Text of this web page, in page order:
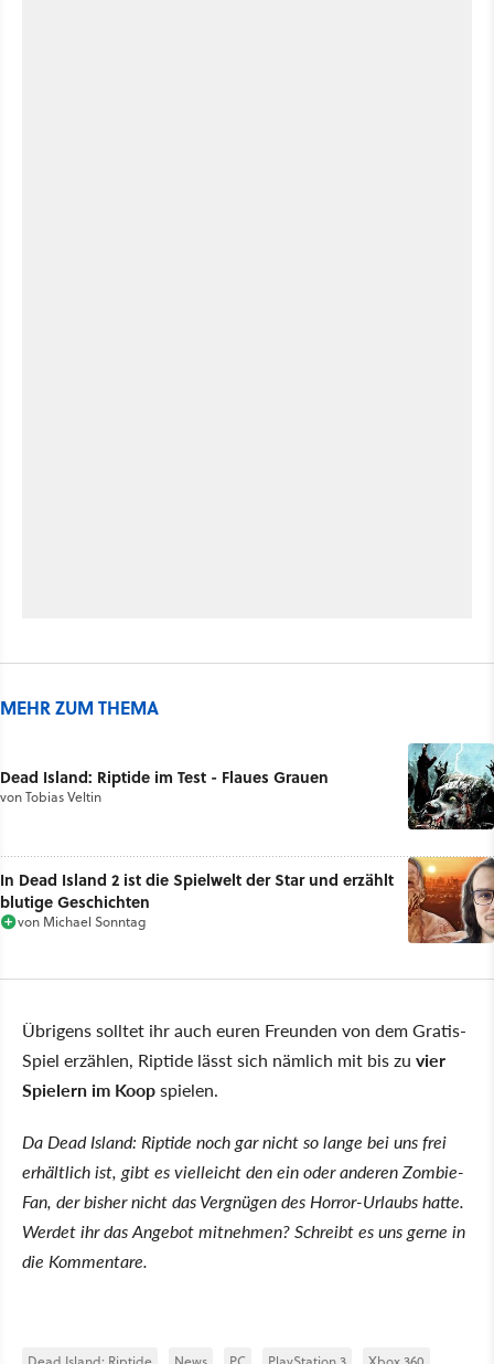
MEHR ZUM THEMA
Dead Island: Riptide im Test - Flaues Grauen
vonTobias Veltin
In Dead Island 2 ist die Spielwelt der Star und erzählt
blutige Geschichten
von Michael Sonntag
Übrigens solltet ihr auch euren Freunden von dem Gratis-
Spiel erzählen, Riptide lässt sich nämlich mit bis zu vier
Spielern im Koopspielen.
Da Dead Island: Riptide noch gar nicht so lange bei uns frei
erhältlich ist, gibt es vielleicht den ein oder anderen Zombie-
Fan, der bisher nicht das Vergnügen des Horror-Urlaubs hatte.
Werdet ihr das Angebot mitnehmen? Schreibt es uns gerne in
die Kommentare.